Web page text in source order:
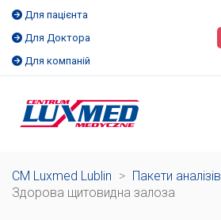
Для пацієнта
Для Доктора
Для компаній
CM Luxmed Lublin > Пакети аналізів
Здорова щитовидна залоза